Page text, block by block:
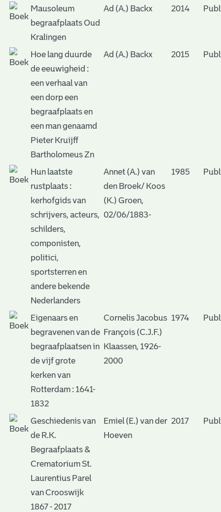
Mausoleum
begraafplaats Oud
Kralingen
Ad (A.) Backx 2014
Hoe lang duurde
de eeuwigheid :
een verhaal van
een dorp een
begraafplaats en
een man genaamd
Pieter Kruijff
Bartholomeus Zn
Ad (A.) Backx 2015
Hun laatste
rustplaats :
kerhofgids van
schrijvers, acteurs,
schilders,
componisten,
politici,
sportsterren en
andere bekende
Nederlanders
Annet (A.) van
den Broek/ Koos
(K.) Groen,
02/06/1883-
1985
Eigenaars en
begravenen van de
begraafplaatsen in
de vijf grote
kerken van
Rotterdam : 1641-
1832
Cornelis Jacobus
François (C.J.F.)
Klaassen, 1926-
2000
1974
Geschiedenis van
de R.K.
Begraafplaats &
Crematorium St.
Laurentius Parel
van Crooswijk
1867 - 2017
Emiel (E.) van der
Hoeven
2017